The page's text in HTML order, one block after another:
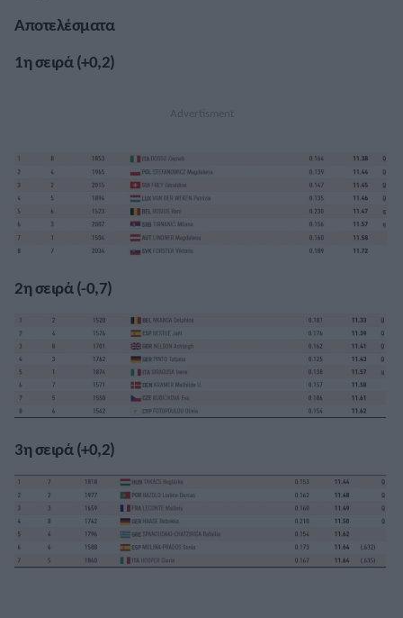
Αποτελέσματα
1η σειρά (+0,2)
2η σειρά (-0,7)
3η σειρά (+0,2)